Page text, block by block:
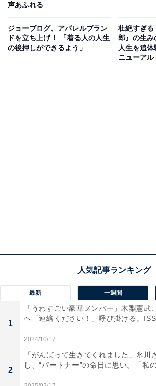
声あふれる
ジョーブログ、アパレルブラン
ドを立ち上げ！ 「着る人の人生
の後押しができるよう」
壮絶すぎる
郎』の生み
人生を追
ニューアル
最新 一週間
1
「うわすごい豪華メンバー」木梨憲武
へ「連絡ください！」呼び掛ける。
2024/10/17
2
「がんばって生きてくれました」氷川
し、“パートナー”の命日に思い。「私